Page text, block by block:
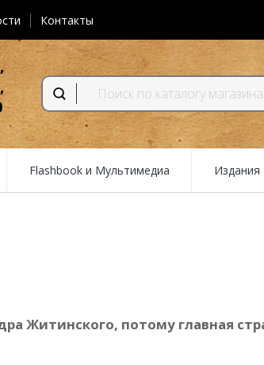
Контакты
Flashbook и Мультимедиа Издания
Житинского, потому главная